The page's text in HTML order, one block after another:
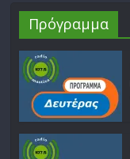
Πρόγραμμα